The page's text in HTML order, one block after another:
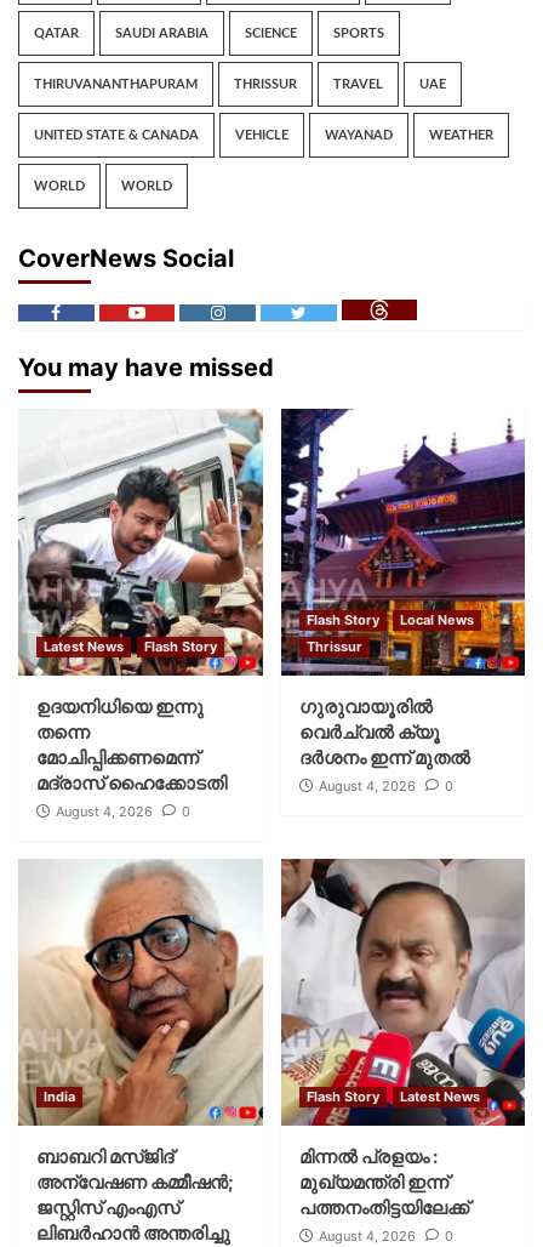
QATAR SAUDI ARABIA SCIENCE SPORTS
THIRUVANANTHAPURAM THRISSUR TRAVEL UAE
UNITED STATE & CANADA VEHICLE WAYANAD WEATHER
WORLD WORLD
CoverNews Social
You may have missed
Latest News Flash Story
ഉദയനിധിയെ ഇന്നു
തന്നെ
മോചിപ്പിക്കണമെന്ന്
മദ്രാസ് ഹൈക്കോടതി
August 4, 2026 0
Flash Story
Local News
Thrissur
ഗുരുവായൂരില്‍
വെര്‍ച്വല്‍ ക്യൂ
ദര്‍ശനം ഇന്ന് മുതല്‍
August 4, 2026 0
India
ബാബറി മസ്ജിദ്
അന്വേഷണ കമ്മീഷന്‍;
ജസ്റ്റിസ് എംഎസ്
ലിബര്‍ഹാന്‍ അന്തരിച്ചു
Flash Story Latest News
മിന്നല്‍ പ്രളയം :
മുഖ്യമന്ത്രി ഇന്ന്
പത്തനംതിട്ടയിലേക്ക്
August 4, 2026 0